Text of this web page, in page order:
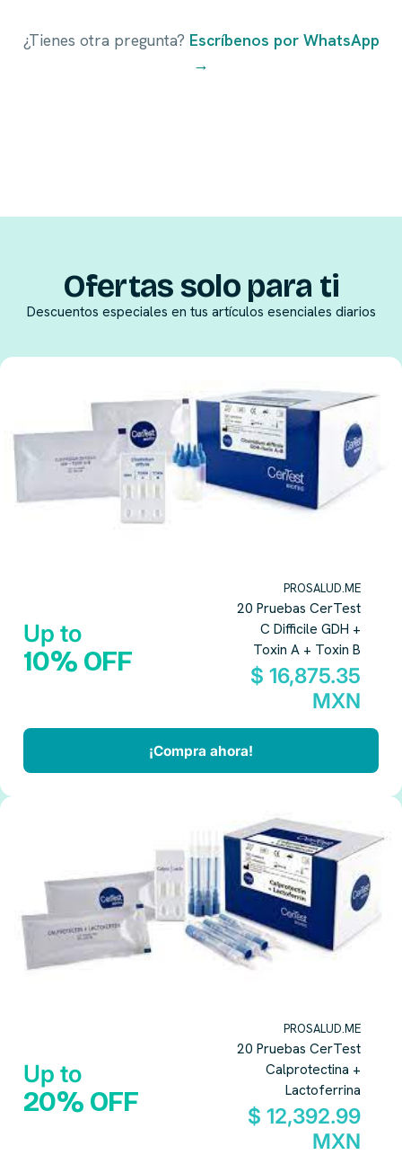
¿Tienes otra pregunta? Escríbenos por WhatsApp
→
Ofertas solo para ti
Descuentos especiales en tus artículos esenciales diarios
Up to
10% OFF
PROSALUD.ME
20 Pruebas CerTest
C Difficile GDH +
Toxin A + Toxin B
$ 16,875.35
MXN
¡Compra ahora!
Up to
20% OFF
PROSALUD.ME
20 Pruebas CerTest
Calprotectina +
Lactoferrina
$ 12,392.99
MXN